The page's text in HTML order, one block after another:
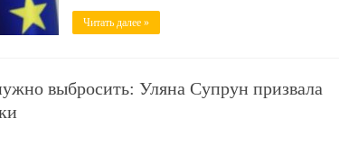
Читать далее »
выбросить: Уляна Супрун призвала